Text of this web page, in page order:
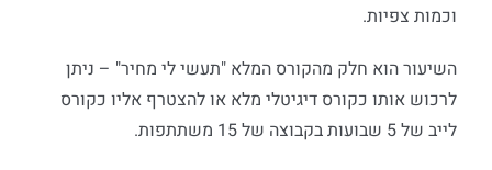
וכמות צפיות.
השיעור הוא חלק מהקורס המלא "תעשי לי מחיר" – ניתן
לרכוש אותו כקורס דיגיטלי מלא או להצטרף אליו כקורס
לייב של 5 שבועות בקבוצה של 15 משתתפות.